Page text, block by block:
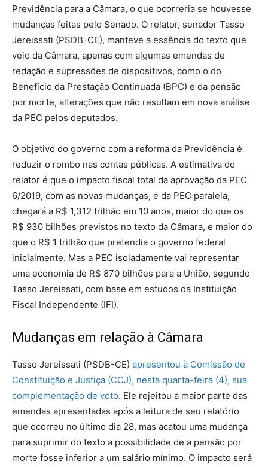
Previdência para a Câmara, o que ocorreria se houvesse
mudanças feitas pelo Senado. O relator, senador Tasso
Jereissati (PSDB-CE), manteve a essência do texto que
veio da Câmara, apenas com algumas emendas de
redação e supressões de dispositivos, como o do
Benefício da Prestação Continuada (BPC) e da pensão
por morte, alterações que não resultam em nova análise
da PEC pelos deputados.
O objetivo do governo com a reforma da Previdência é
reduzir o rombo nas contas públicas. A estimativa do
relator é que o impacto fiscal total da aprovação da PEC
6/2019, com as novas mudanças, e da PEC paralela,
chegará a R$ 1,312 trilhão em 10 anos, maior do que os
R$ 930 bilhões previstos no texto da Câmara, e maior do
que o R$ 1 trilhão que pretendia o governo federal
inicialmente. Mas a PEC isoladamente vai representar
uma economia de R$ 870 bilhões para a União, segundo
Tasso Jereissati, com base em estudos da Instituição
Fiscal Independente (IFI).
Mudanças em relação à Câmara
Tasso Jereissati (PSDB-CE) apresentou à Comissão de
Constituição e Justiça (CCJ), nesta quarta-feira (4), sua
complementação de voto. Ele rejeitou a maior parte das
emendas apresentadas após a leitura de seu relatório
que ocorreu no último dia 28, mas acatou uma mudança
para suprimir do texto a possibilidade de a pensão por
morte fosse inferior a um salário mínimo. O impacto será